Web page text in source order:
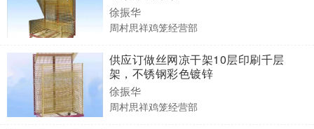
徐振华
周村思祥鸡笼经营部
供应订做丝网凉干架10层印刷千层
架，不锈钢彩色镀锌
徐振华
周村思祥鸡笼经营部